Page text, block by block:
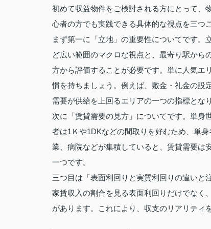
初めて収益物件をご検討される方にとって、
心者の方でも実践できる具体的な視点を三つ
まず第一に「立地」の重要性についてです
ど広い範囲のマクロな視点と、最寄り駅か
方から評価することが必要です。単に人気エ
慣を持ちましょう。例えば、敷金・礼金の設
需要が供給を上回るエリアの一つの指標とな
次に「賃貸需要の見方」についてです。単身
者は1Ｋや1DKなどの間取りを好むため、単
業、病院などが集積していると、賃貸需要は
一つです。
三つ目は「表面利回りと実質利回りの違いと
家賃収入の割合を見る表面利回りだけでなく
があります。これにより、収支のリアリティ